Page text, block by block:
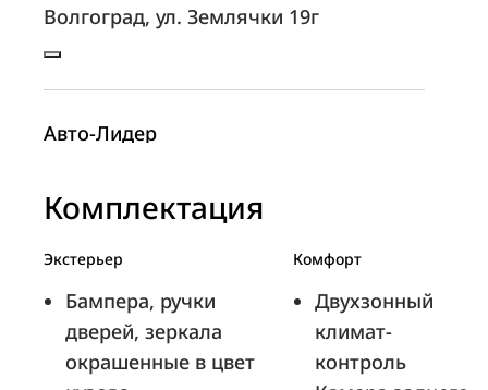
Волгоград, ул. Землячки 19г
Авто-Лидер
Калининград, ул. Аллея смелых, д.
200Б
Комплектация
Экстерьер
Бампера, ручки
дверей, зеркала
окрашенные в цвет
Комфорт
Двухзонный
климат-
контроль